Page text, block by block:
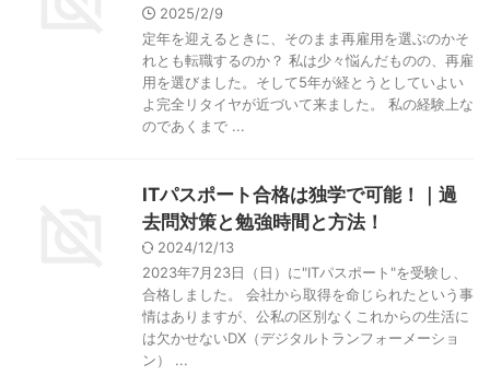
2025/2/9
定年を迎えるときに、そのまま再雇用を選ぶのかそ
れとも転職するのか？ 私は少々悩んだものの、再雇
用を選びました。そして5年が経とうとしていよい
よ完全リタイヤが近づいて来ました。 私の経験上な
のであくまで ...
ITパスポート合格は独学で可能！｜過
去問対策と勉強時間と方法！
2024/12/13
2023年7月23日（日）に"ITパスポート"を受験し、
合格しました。 会社から取得を命じられたという事
情はありますが、公私の区別なくこれからの生活に
は欠かせないDX（デジタルトランフォーメーショ
ン） ...